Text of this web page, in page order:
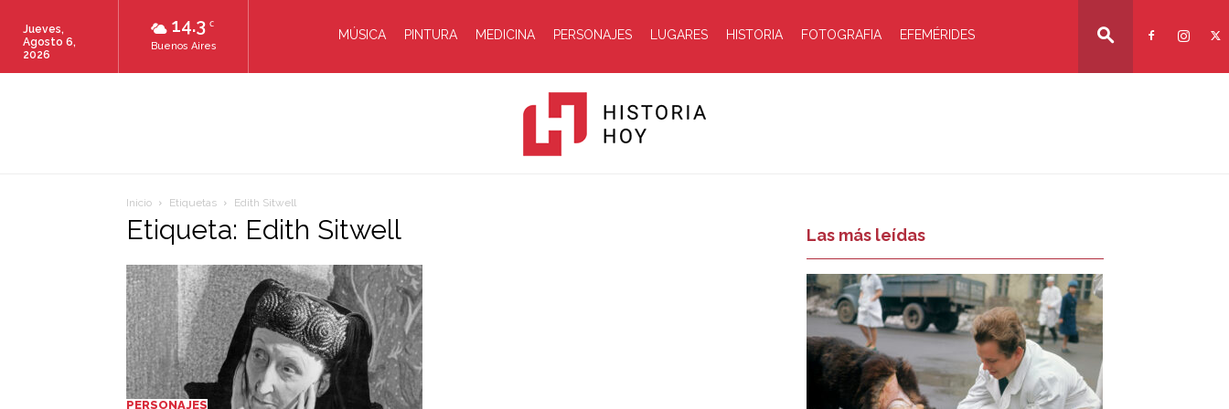
14.3 C
Buenos Aires
Jueves,
Agosto 6,
2026
MÚSICA PINTURA MEDICINA PERSONAJES LUGARES HISTORIA FOTOGRAFIA EFEMÉRIDES
Inicio Etiquetas Edith Sitwell
Etiqueta: Edith Sitwell
PERSONAJES
Las más leídas